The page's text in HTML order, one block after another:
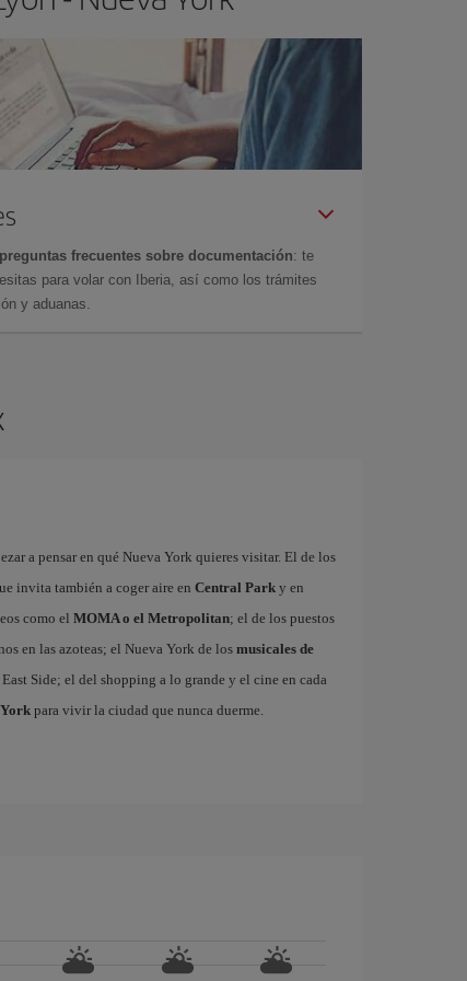
preguntas frecuentes sobre documentación: te
para volar con Iberia, así como los trámites
y aduanas.
a pensar en qué Nueva York quieres visitar. El de los
invita también a coger aire en Central Parky en
como el MOMA o el Metropolitan; el de los puestos
en las azoteas; el Nueva York de losmusicales de
Side; el del shopping a lo grande y el cine en cada
para vivir la ciudad que nunca duerme.